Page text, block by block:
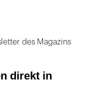
des Magazins
direkt in